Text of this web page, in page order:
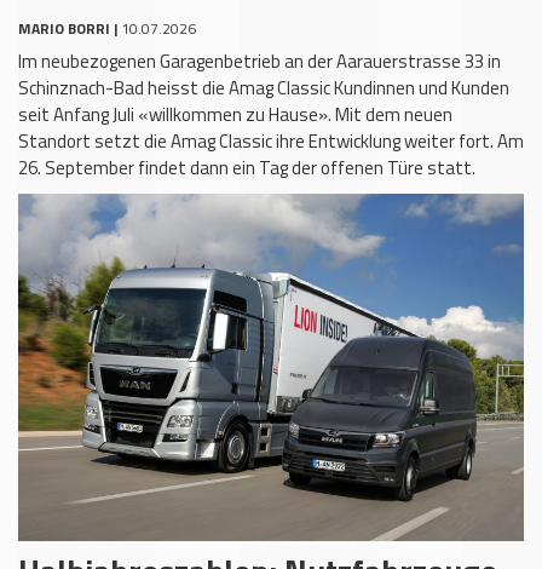
MARIO BORRI | 10.07.2026
Im neubezogenen Garagenbetrieb an der Aarauerstrasse 33 in
Schinznach-Bad heisst die Amag Classic Kundinnen und Kunden
seit Anfang Juli «willkommen zu Hause». Mit dem neuen
Standort setzt die Amag Classic ihre Entwicklung weiter fort. Am
26. September findet dann ein Tag der offenen Türe statt.